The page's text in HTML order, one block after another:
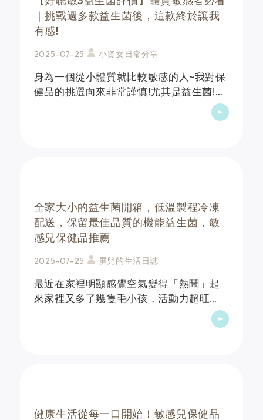
｜挑戰過多款益生菌後，這款終於讓我
有感!
2025-07-25 小資女日常分享
身為一個從小體質就比較敏感的人~我對保
健品的挑選向來非常謹慎!尤其是益生菌!市
面上品牌百百種~但實話說..我真的吃過很
多款!!完全沒感覺!!每次看到包裝上寫得再
全家大小的益生菌開箱，低溫製程冷凍
配送，保留最佳品質的機能益生菌，敏
感兒保健品推薦
2025-07-25 屏兒的生活日誌
最近在家裡明顯感覺空氣變得「熱鬧」起
來家裡又多了幾隻毛小孩，活動力超旺
盛，空氣中總是有點微妙的存在感加上自
己原本就有點體質偏敏感，每次換季、天
健康生活從每一口開始！敏感兒保健品